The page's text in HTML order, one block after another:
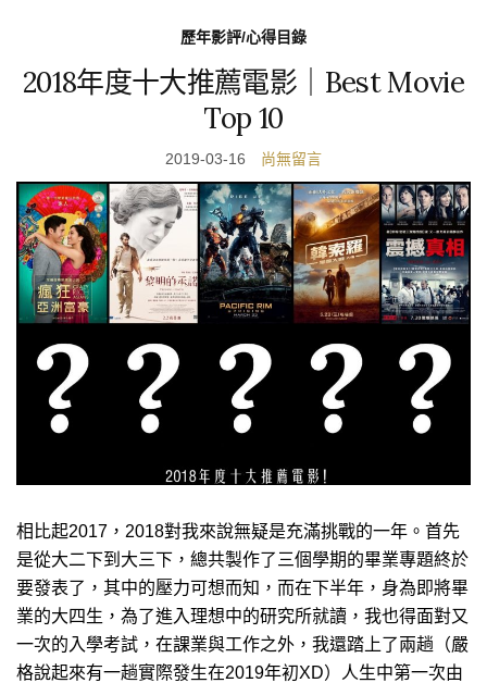
歷年影評/心得目錄
2018年度十大推薦電影｜Best Movie
Top 10
2019-03-16 尚無留言
相比起2017，2018對我來說無疑是充滿挑戰的一年。首先
是從大二下到大三下，總共製作了三個學期的畢業專題終於
要發表了，其中的壓力可想而知，而在下半年，身為即將畢
業的大四生，為了進入理想中的研究所就讀，我也得面對又
一次的入學考試，在課業與工作之外，我還踏上了兩趟（嚴
格說起來有一趟實際發生在2019年初XD）人生中第一次由